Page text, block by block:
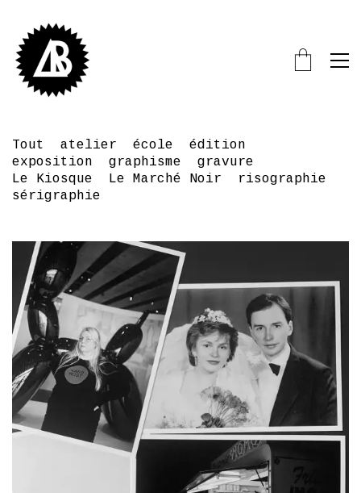
Tout atelier école
édition
exposition
graphisme
gravure
Le Kiosque
Le Marché Noir
risographie
sérigraphie